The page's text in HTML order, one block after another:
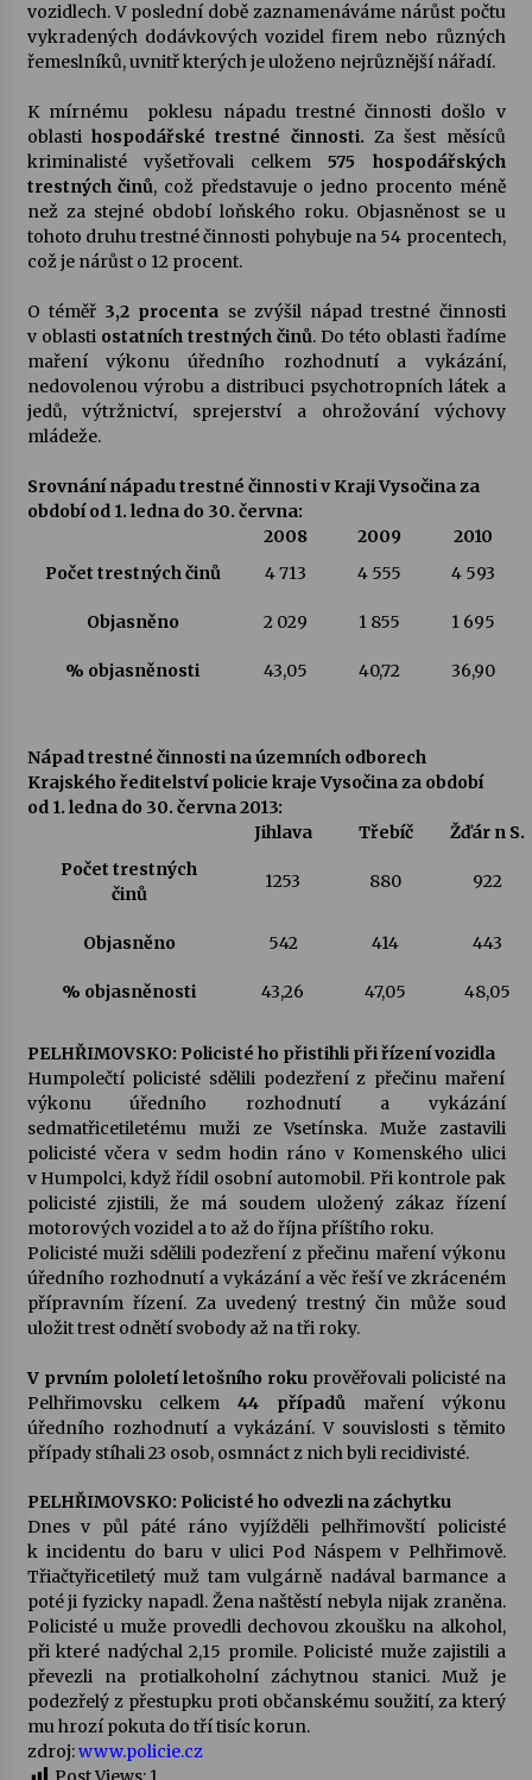
vozidlech. V poslední době zaznamenáváme nárůst počtu
vykradených dodávkových vozidel firem nebo různých
řemeslníků, uvnitř kterých je uloženo nejrůznější nářadí.
K mírnému poklesu nápadu trestné činnosti došlo v
oblasti hospodářské trestné činnosti. Za šest měsíců
kriminalisté vyšetřovali celkem575 hospodářských
trestných činů, což představuje o jedno procento méně
než za stejné období loňského roku. Objasněnost se u
tohoto druhu trestné činnosti pohybuje na 54 procentech,
což je nárůst o 12 procent.
O téměř 3,2 procenta se zvýšil nápad trestné činnosti
v oblasti ostatních trestných činů. Do této oblasti řadíme
maření výkonu úředního rozhodnutí a vykázání,
nedovolenou výrobu a distribuci psychotropních látek a
jedů, výtržnictví, sprejerství a ohrožování výchovy
mládeže.
Srovnání nápadu trestné činnosti v Kraji Vysočina za
období od 1. ledna do 30. června:
2008
2009
2010
Počet trestných činů
4 713 4 555 4 593
Objasněno 2 029 1 855 1 695
% objasněnosti 43,05 40,72 36,90
Nápad trestné činnosti na územních odborech
Krajského ředitelství policie kraje Vysočina za období
od 1. ledna do 30. června 2013:
Jihlava
Třebíč
Žďár n S.
Počet trestných
činů
1253 880 922
Objasněno 542 414 443
% objasněnosti 43,26 47,05 48,05
PELHŘIMOVSKO: Policisté ho přistihli při řízení vozidla
Humpolečtí policisté sdělili podezření z přečinu maření
výkonu úředního rozhodnutí a vykázání
sedmatřicetiletému muži ze Vsetínska. Muže zastavili
policisté včera v sedm hodin ráno v Komenského ulici
v Humpolci, když řídil osobní automobil. Při kontrole pak
policisté zjistili, že má soudem uložený zákaz řízení
motorových vozidel a to až do října příštího roku.
Policisté muži sdělili podezření z přečinu maření výkonu
úředního rozhodnutí a vykázání a věc řeší ve zkráceném
přípravním řízení. Za uvedený trestný čin může soud
uložit trest odnětí svobody až na tři roky.
V prvním pololetí letošního rokuprověřovali policisté na
Pelhřimovsku celkem44 případůmaření výkonu
úředního rozhodnutí a vykázání. V souvislosti s těmito
případy stíhali 23 osob, osmnáct z nich byli recidivisté.
PELHŘIMOVSKO: Policisté ho odvezli na záchytku
Dnes v půl páté ráno vyjížděli pelhřimovští policisté
k incidentu do baru v ulici Pod Náspem v Pelhřimově.
Třiačtyřicetiletý muž tam vulgárně nadával barmance a
poté ji fyzicky napadl. Žena naštěstí nebyla nijak zraněna.
Policisté u muže provedli dechovou zkoušku na alkohol,
při které nadýchal 2,15 promile. Policisté muže zajistili a
převezli na protialkoholní záchytnou stanici. Muž je
podezřelý z přestupku proti občanskému soužití, za který
mu hrozí pokuta do tří tisíc korun.
zdroj:www.policie.cz